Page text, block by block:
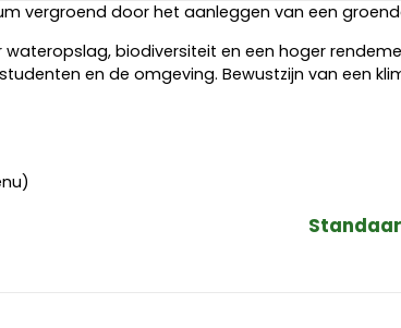
vergroend door het aanleggen van een
biodiversiteit en een hoger
en de omgeving. Bewustzijn van een